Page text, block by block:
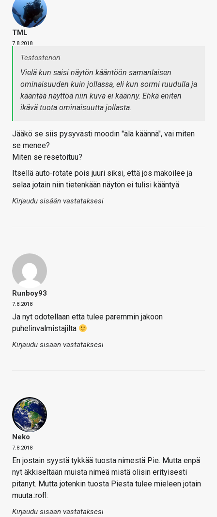
TML
7.8.2018
Testostenori
Vielä kun saisi näytön kääntöön samanlaisen
ominaisuuden kuin jollassa, eli kun sormi ruudulla ja
kääntää näyttöä niin kuva ei käänny. Ehkä eniten
ikävä tuota ominaisuutta jollasta.
Jääkö se siis pysyvästi moodin "älä käännä", vai miten
se menee?
Miten se resetoituu?
Itsellä auto-rotate pois juuri siksi, että jos makoilee ja
selaa jotain niin tietenkään näytön ei tulisi kääntyä.
Kirjaudu sisään vastataksesi
Runboy93
7.8.2018
Ja nyt odotellaan että tulee paremmin jakoon
puhelinvalmistajilta
Kirjaudu sisään vastataksesi
Neko
7.8.2018
En jostain syystä tykkää tuosta nimestä Pie. Mutta enpä
nyt äkkiseltään muista nimeä mistä olisin erityisesti
pitänyt. Mutta jotenkin tuosta Piesta tulee mieleen jotain
muuta.:rofl:
Kirjaudu sisään vastataksesi